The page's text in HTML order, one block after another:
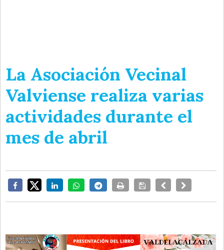
La Asociación Vecinal
Valviense realiza varias
actividades durante el
mes de abril